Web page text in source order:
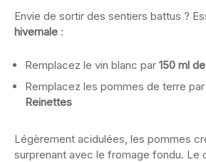
Envie de sortir des sentiers battus ?
hivernale :
Remplacez le vin blanc par 150 ml
Remplacez les pommes de terre par
Reinettes
Légèrement acidulées, les pommes
surprenant avec le fromage fondu. Le